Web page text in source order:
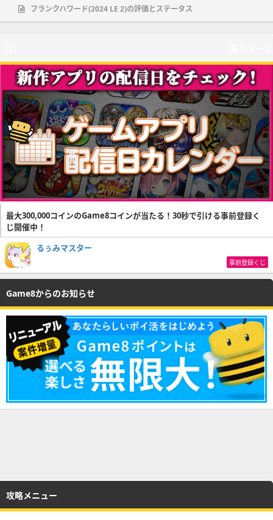
フランクハワード(2024 LE 2)の評価とステータス
最大300,000コインのGame8コインが当たる！30秒で引ける事前登録く
じ開催中！
るぅみマスター
事前登録くじ
Game8からのお知らせ
攻略メニュー